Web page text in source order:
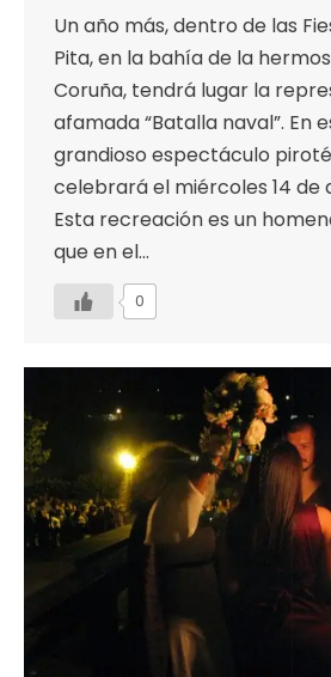
Un año más, dentro de las
Pita, en la bahía de la
Coruña, tendrá lugar la
afamada “Batalla naval”. En
grandioso espectáculo
celebrará el miércoles 14 de
Esta recreación es un
que en el…
0